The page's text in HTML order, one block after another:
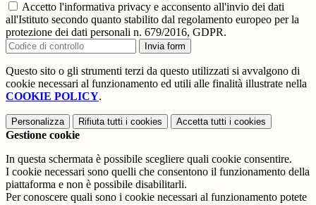
Accetto l'informativa privacy e acconsento all'invio dei dati
all'Istituto secondo quanto stabilito dal regolamento europeo per la
protezione dei dati personali n. 679/2016, GDPR.
Invia form
Questo sito o gli strumenti terzi da questo utilizzati si avvalgono di
cookie necessari al funzionamento ed utili alle finalità illustrate nella
COOKIE POLICY.
Personalizza Rifiuta tutti i cookies Accetta tutti i cookies
Gestione cookie
In questa schermata è possibile scegliere quali cookie consentire.
I cookie necessari sono quelli che consentono il funzionamento della
piattaforma e non è possibile disabilitarli.
Per conoscere quali sono i cookie necessari al funzionamento potete